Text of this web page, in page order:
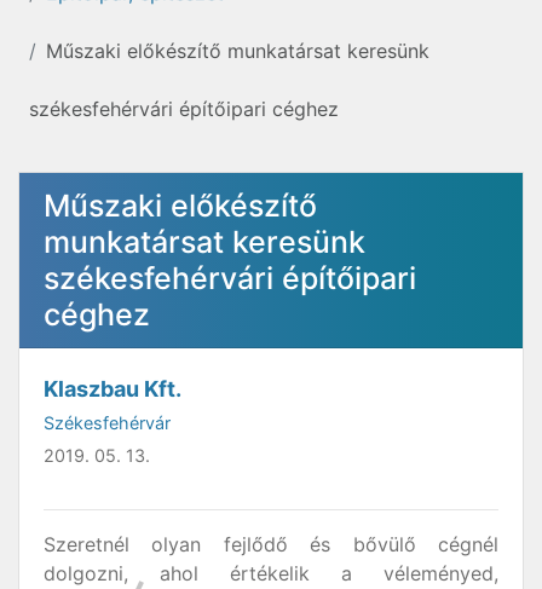
Műszaki előkészítő munkatársat keresünk
székesfehérvári építőipari céghez
Műszaki előkészítő
munkatársat keresünk
székesfehérvári építőipari
céghez
Klaszbau Kft.
Székesfehérvár
2019. 05. 13.
Szeretnél olyan fejlődő és bővülő cégnél
dolgozni, ahol értékelik a véleményed,